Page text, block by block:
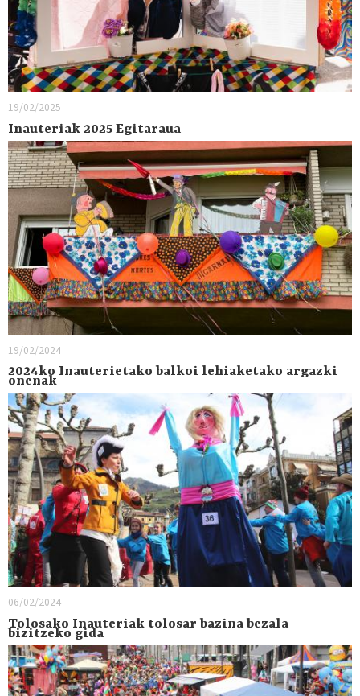
19/02/2025
Inauteriak 2025 Egitaraua
19/02/2024
2024ko Inauterietako balkoi lehiaketako argazki
onenak
06/02/2024
Tolosako Inauteriak tolosar bazina bezala
bizitzeko gida